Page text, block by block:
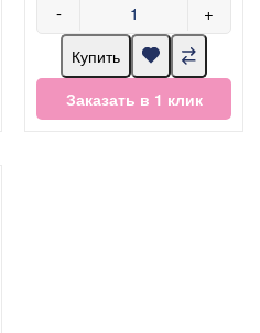
- +
Купить
Заказать в 1 клик